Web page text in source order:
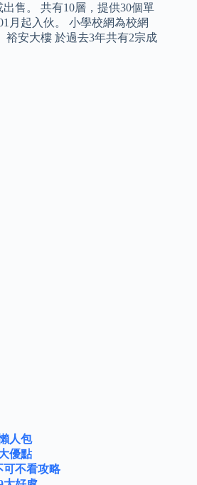
售。 共有10層，提供30個單
月起入伙。 小學校網為校網
裕安大樓 於過去3年共有2宗成
人包
優點
可不看攻略